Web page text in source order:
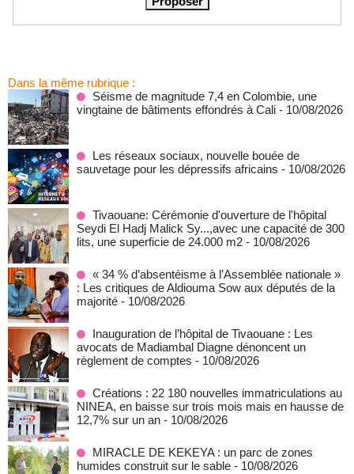
Dans la même rubrique :
Séisme de magnitude 7,4 en Colombie, une
vingtaine de bâtiments effondrés à Cali - 10/08/2026
Les réseaux sociaux, nouvelle bouée de
sauvetage pour les dépressifs africains - 10/08/2026
Tivaouane: Cérémonie d'ouverture de l'hôpital
Seydi El Hadj Malick Sy...,avec une capacité de 300
lits, une superficie de 24.000 m2 - 10/08/2026
« 34 % d’absentéisme à l’Assemblée nationale »
: Les critiques de Aldiouma Sow aux députés de la
majorité - 10/08/2026
Inauguration de l’hôpital de Tivaouane : Les
avocats de Madiambal Diagne dénoncent un
règlement de comptes - 10/08/2026
Créations : 22 180 nouvelles immatriculations au
NINEA, en baisse sur trois mois mais en hausse de
12,7% sur un an - 10/08/2026
MIRACLE DE KEKEYA : un parc de zones
humides construit sur le sable - 10/08/2026